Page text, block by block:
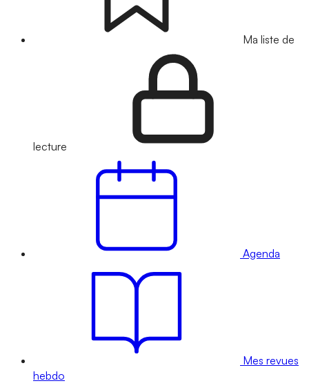
Ma liste de
lecture
Agenda
Mes revues
hebdo